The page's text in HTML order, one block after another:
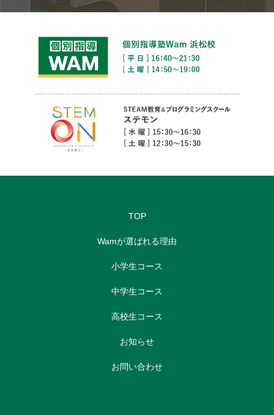
TOP
Wamが選ばれる理由
小学生コース
中学生コース
高校生コース
お知らせ
お問い合わせ